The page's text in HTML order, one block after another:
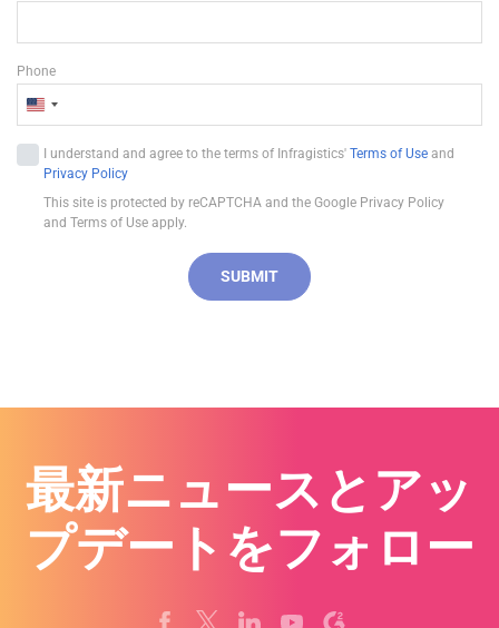
U
i
s
Phone
I understand and agree to the terms of Infragistics' Terms of Use and
Privacy Policy
This site is protected by reCAPTCHA and the Google Privacy Policy
and Terms of Use apply.
SUBMIT
最新ニュースとアッ
プデートをフォロー